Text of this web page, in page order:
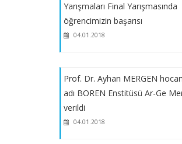
TESYEV Bursu
Öğrenci Kampüs Kartları
Yarışmaları Final Yarışmasında
öğrencimizin başarısı
04.01.2018
Prof. Dr. Ayhan MERGEN
adı BOREN Enstitüsü Ar-Ge
verildi
04.01.2018